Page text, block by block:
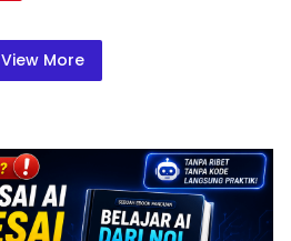
View More